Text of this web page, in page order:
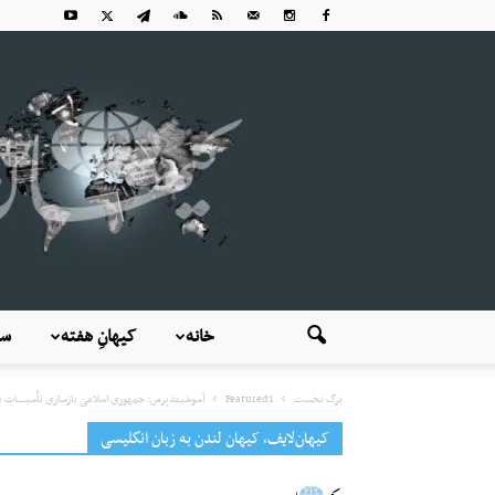
کیهانِ هفته خانه
برگ نخست Featured1 آسوشیتدپرس: جمهوری اسلامی بازسازی
کیهان‌لایف، کیهان لندن به زبان انگلیسی